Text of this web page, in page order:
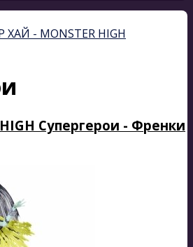
- MONSTER HIGH
Супергерои - Френки